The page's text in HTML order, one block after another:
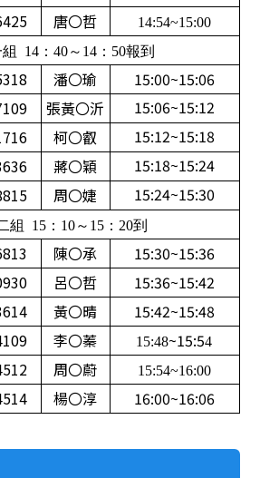
唐〇哲
14:54~15:00
14：40～14：50報到
潘〇瑜
15:00~15:06
張黃〇沂
15:06~15:12
柯〇叡
15:12~15:18
蔣〇穎
15:18~15:24
周〇婕 15:24~15:30
組 15：10～15：20到
陳〇承
15:30~15:36
呂〇哲
15:36~15:42
黃〇晴
15:42~15:48
李〇蓁 15:48~15:54
周〇蔚 15:54~16:00
楊〇淳 16:00~16:06